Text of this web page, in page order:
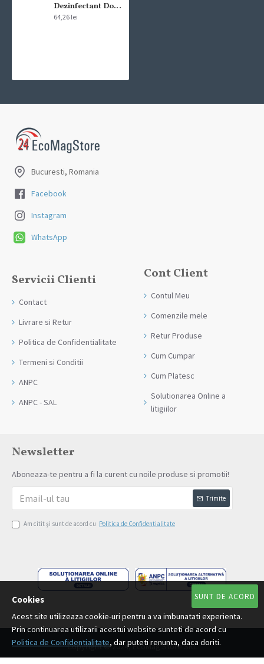
pana in ora 12:00 de luni pana vineri. In cazul in care comanda a fost
facuta dupa ora 12:00, sambata sau duminica ne angajam sa
Vei fi instiintat si ti se va oferi un produs ca alternativa sau un
Produsele sunt livrate la adresa specificata de tine ca adresa de
livrare in momentul plasarii comenzii.
Dezinfectant Domestos Profesional Citrice 5 L
64,26 lei
Bucuresti, Romania
Facebook
Instagram
WhatsApp
Servicii Clienti
Contact
Livrare si Retur
Politica de Confidentialitate
Termeni si Conditii
ANPC
ANPC - SAL
Cont Client
Contul Meu
Comenzile mele
Retur Produse
Cum Cumpar
Cum Platesc
Solutionarea Online a
litigiilor
Newsletter
Aboneaza-te pentru a fi la curent cu noile produse si promotii!
Trimite
Am citit şi sunt de acord cu Politica de Confidentialitate
Copyright © 2024, EcoMag Store SRL
SUNT DE ACORD
Cookies
Acest site utilizeaza cookie-uri pentru a va imbunatati experienta.
Prin continuarea utilizarii acestui website sunteti de acord cu
Politica de Confidentialitate, dar puteti renunta, daca doriti.